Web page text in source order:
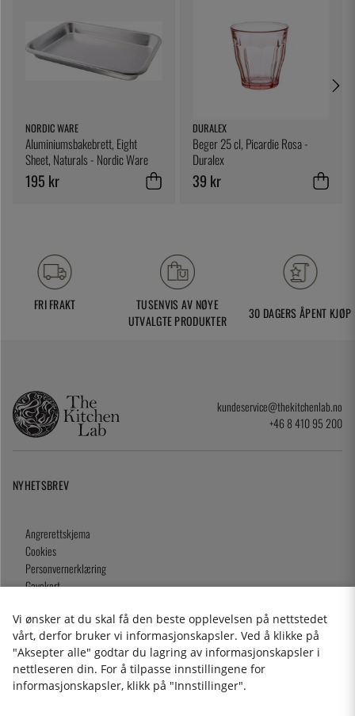
NORDIC WARE
Aluminiumsbakebrett, Eight
Sheet, Naturals - Nordic Ware
195 kr
DURALEX
Beger 25 cl, Picardie Rosa -
Duralex
39 kr
FRI FRAKT
TUSENVIS AV NØYE
UTVALGTE PRODUKTER
30 DAGERS ÅPENT KJØP
kundeservice@thekitchenlab.no
+46 8 410 95 200
NYHETSBREV
Angrerettskjema
Cookies
Personvernerklæring
Gavekort
2026 KitchenLab AB
Vi ønsker at du skal få den beste opplevelsen på nettstedet
vårt, derfor bruker vi informasjonskapsler. Ved å klikke på
"Aksepter alle" godtar du lagring av informasjonskapsler i
nettleseren din. For å tilpasse innstillingene for
informasjonskapsler, klikk på "Innstillinger".